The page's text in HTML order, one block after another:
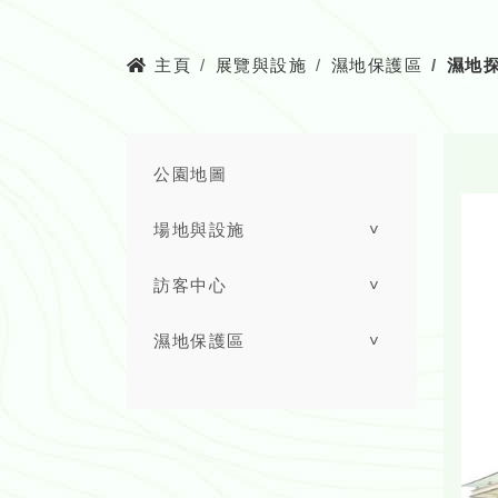
主頁 展覽與設施 濕地保護區 濕地
公園地圖
場地與設施 ˅
訪客中心 ˅
濕地保護區 ˅